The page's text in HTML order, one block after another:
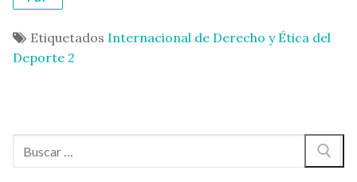
Etiquetados Internacional de Derecho y Ética del
Deporte 2